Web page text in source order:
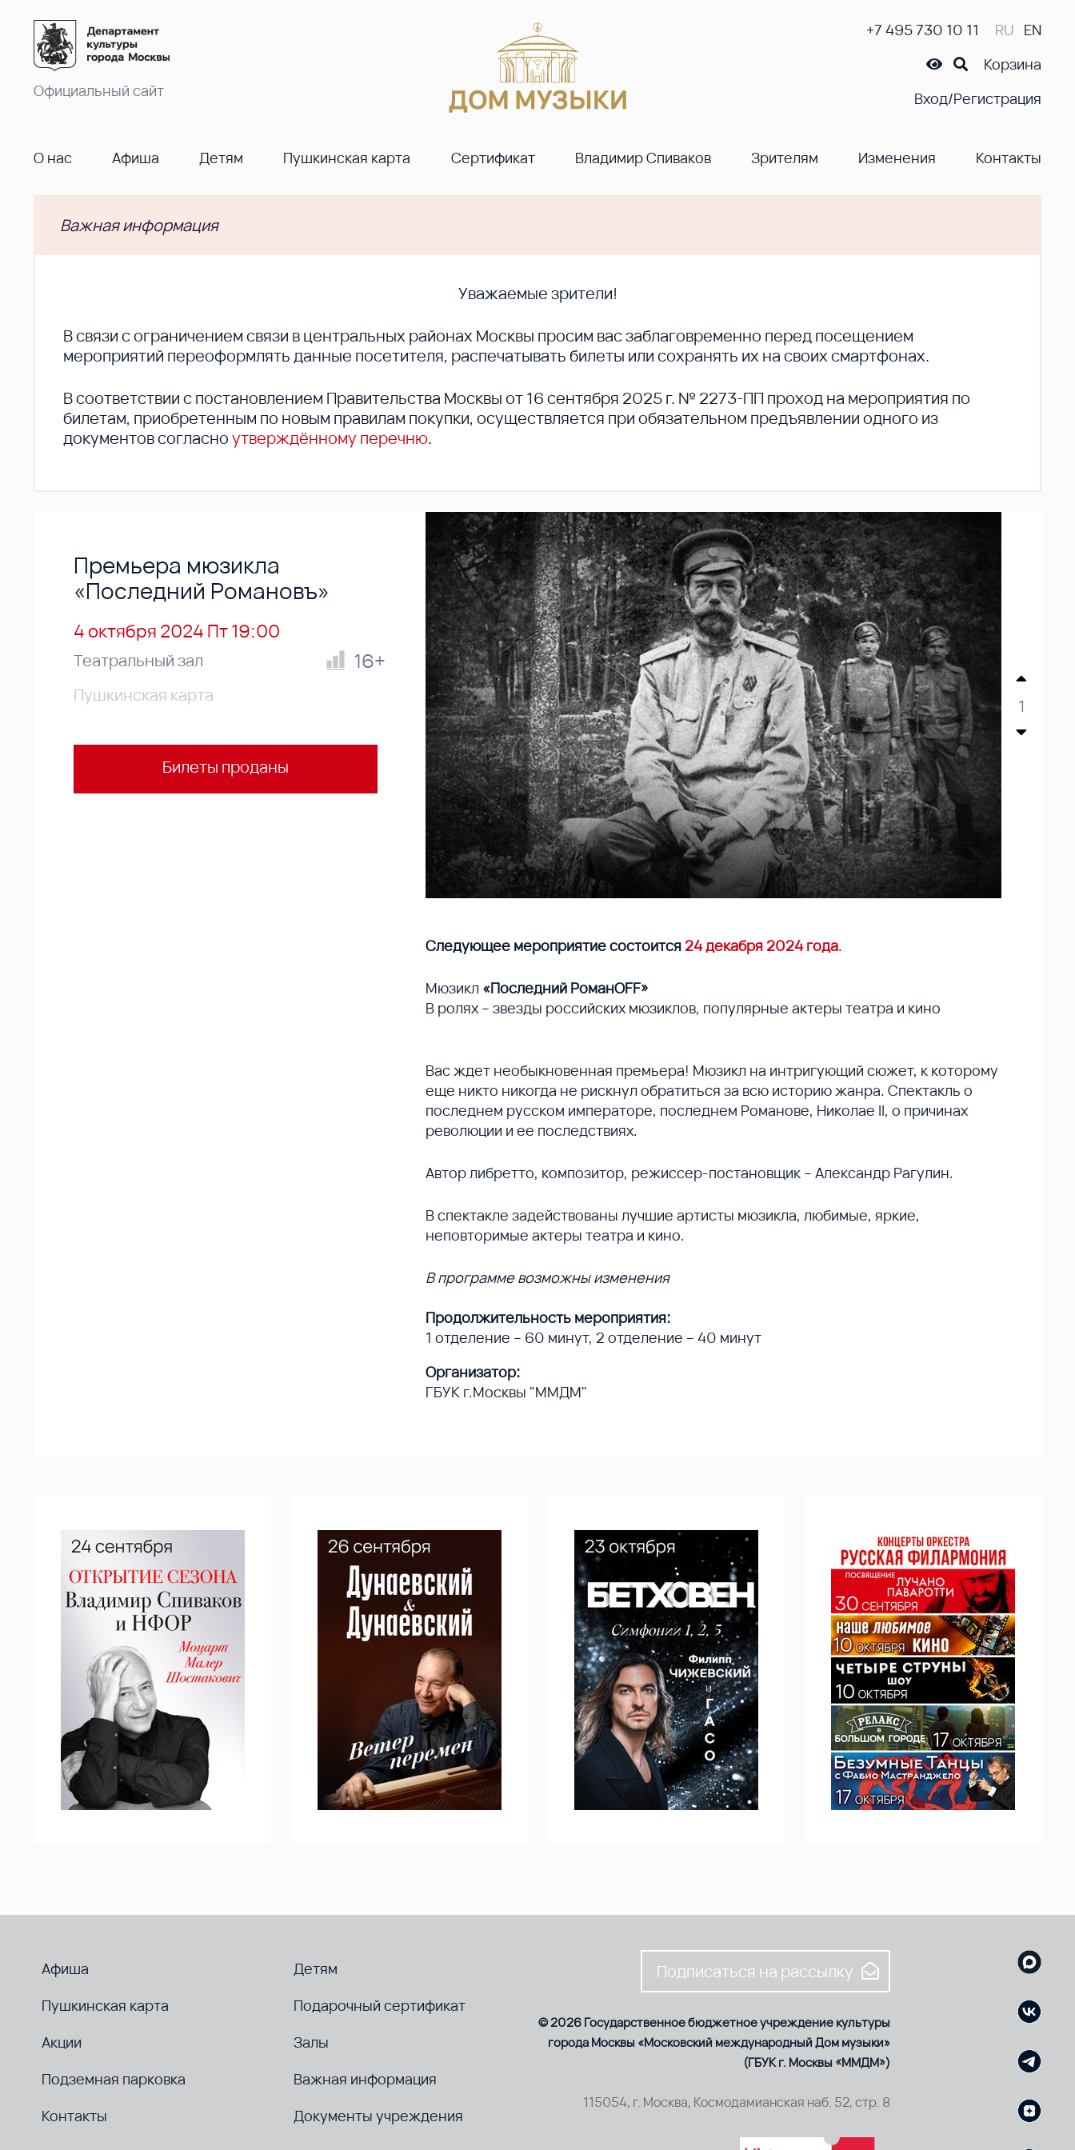
Официальный сайт
+7 495 730 10 11 RU EN
Корзина
Вход/Регистрация
О нас Афиша Детям Пушкинская карта Сертификат Владимир Спиваков Зрителям Изменения Контакты
Важная информация
Уважаемые зрители!
В cвязи с ограничением связи в центральных районах Москвы просим вас заблаговременно перед посещением
мероприятий переоформлять данные посетителя, распечатывать билеты или сохранять их на своих смартфонах.
В соответствии с постановлением Правительства Москвы от 16 сентября 2025 г. № 2273-ПП проход на мероприятия по
билетам, приобретенным по новым правилам покупки, осуществляется при обязательном предъявлении одного из
документов согласноутверждённому перечню.
Премьера мюзикла
«Последний Романовъ»
4 октября 2024 Пт 19:00
Театральный зал 16+
Пушкинская карта
Билеты проданы
1
Следующее мероприятие состоится 24 декабря 2024 года.
Мюзикл «Последний РоманOFF»
В ролях – звезды российских мюзиклов, популярные актеры театра и кино
Вас ждет необыкновенная премьера! Мюзикл на интригующий сюжет, к которому
еще никто никогда не рискнул обратиться за всю историю жанра. Спектакль о
последнем русском императоре, последнем Романове, Николае II, о причинах
революции и ее последствиях.
Автор либретто, композитор, режиссер-постановщик – Александр Рагулин.
В спектакле задействованы лучшие артисты мюзикла, любимые, яркие,
неповторимые актеры театра и кино.
В программе возможны изменения
Продолжительность мероприятия:
1 отделение – 60 минут, 2 отделение – 40 минут
Организатор:
ГБУК г.Москвы "ММДМ"
Афиша
Детям
Пушкинская карта
Подарочный сертификат
Акции
Залы
Подземная парковка
Важная информация
Контакты
Документы учреждения
Подписаться на рассылку
© 2026 Государственное бюджетное учреждение культуры
города Москвы «Московский международный Дом музыки»
(ГБУК г. Москвы «ММДМ»)
115054, г. Москва, Космодамианская наб. 52, стр. 8